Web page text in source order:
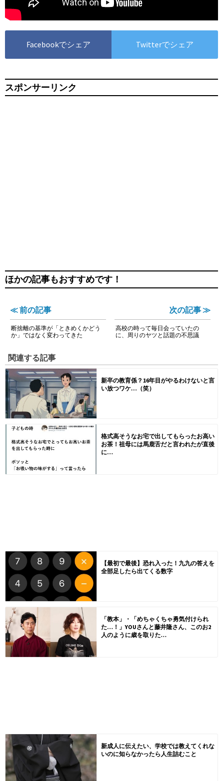
Facebookでシェア Twitterでシェア
スポンサーリンク
ほかの記事もおすすめです！
≪ 前の記事
断捨離の基準が「ときめくかどう
か」ではなく変わってきた
次の記事 ≫
高校の時って毎日会っていたの
に、周りのヤツと話題の不思議
関連する記事
新卒の教育係？16年目がやるわけないと言
い放つワケ…（笑）
格式高そうなお宅で出してもらったお高い
お茶！祖母には馬鹿舌だと言われたが直後
に…
【最初で最後】恐れ入った！九九の答えを
全部足したら出てくる数字
「教本」・「めちゃくちゃ勇気付けられ
た…！」YOUさんと藤井隆さん、このお2
人のように歳を取りた...
新成人に伝えたい、学校では教えてくれな
いのに知らなかったら人生詰むこと